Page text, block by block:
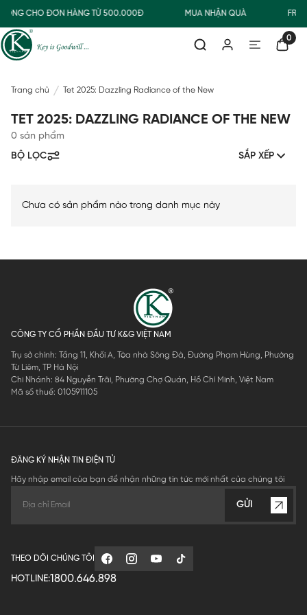
CHO ĐƠN HÀNG TỪ 500.000Đ MUA NHẬN QUÀ
0
Trang chủ Tet 2025: Dazzling Radiance of the New
TET 2025: DAZZLING RADIANCE OF THE NEW
0 sản phẩm
BỘ LỌC
SẮP XẾP
Chưa có sản phẩm nào trong danh mục này
CÔNG TY CỔ PHẦN ĐẦU TƯ K&G VIỆT NAM
Trụ sở chính: Tầng 11, Khối A, Tòa nhà Sông Đà, Đường Phạm Hùng, Phường
Từ Liêm, TP Hà Nội
Chi Nhánh: 84 Nguyễn Trãi, Phường Chợ Quán, Hồ Chí Minh, Việt Nam
Mã số thuế: 0105911105
ĐĂNG KÝ NHẬN TIN ĐIỆN TỬ
Hãy nhập email của bạn để nhận những tin tức mới nhất của chúng tôi
GỬI
THEO DÕI CHÚNG TÔI
HOTLINE:1800.646.898